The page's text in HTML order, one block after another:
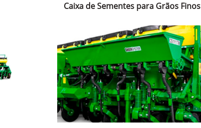
Caixa de Sementes para Grãos Finos